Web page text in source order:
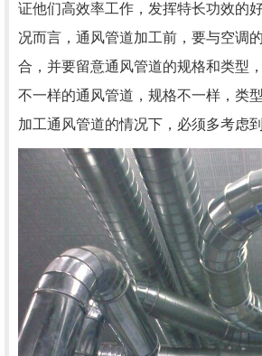
证他们高效率工作，发挥特长功效的
况而言，通风管道加工前，要与空调
合，并要留意通风管道的规格和类型
不一样的通风管道，规格不一样，类
加工通风管道的情况下，必须多考虑